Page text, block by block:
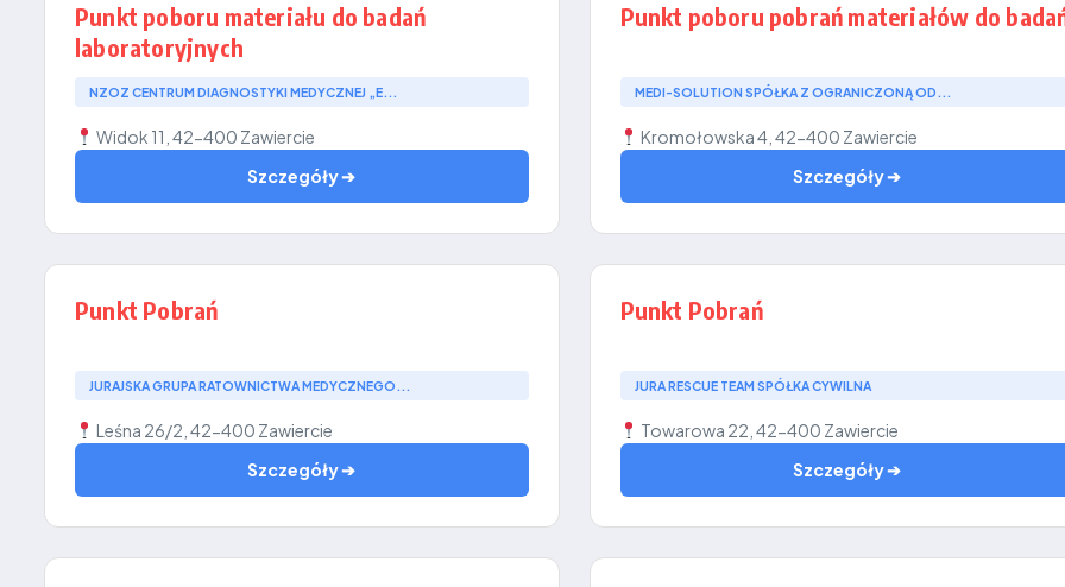
Punkt poboru materiału do badań
laboratoryjnych
NZOZ CENTRUM DIAGNOSTYKI MEDYCZNEJ „E...
Widok 11, 42-400 Zawiercie
Szczegóły ➔
Punkt poboru pobrań materiałów do
MEDI-SOLUTION SPÓŁKA Z OGRANICZONĄ OD...
Kromołowska 4, 42-400 Zawiercie
Szczegóły ➔
Punkt Pobrań
JURAJSKA GRUPA RATOWNICTWA MEDYCZNEGO...
Leśna 26/2, 42-400 Zawiercie
Szczegóły ➔
Punkt Pobrań
JURA RESCUE TEAM SPÓŁKA CYWILNA
Towarowa 22, 42-400 Zawiercie
Szczegóły ➔